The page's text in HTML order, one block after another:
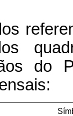
do